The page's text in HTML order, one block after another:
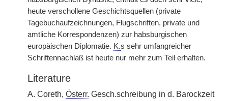
heute verschollene Geschichtsquellen (private
Tagebuchaufzeichnungen, Flugschriften, private und
amtliche Korrespondenzen) zur habsburgischen
europäischen Diplomatie. K.s sehr umfangreicher
Schriftennachlaß ist heute nur mehr zum Teil erhalten.
Literature
A. Coreth, Österr. Gesch.schreibung in d. Barockzeit